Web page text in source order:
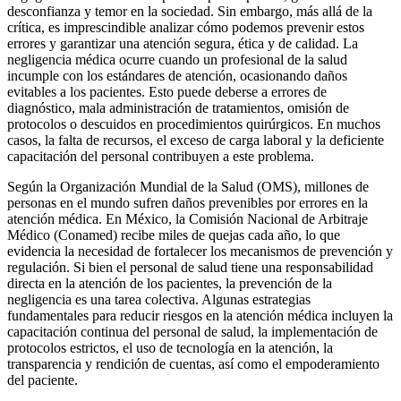
desconfianza y temor en la sociedad. Sin embargo, más allá de la
crítica, es imprescindible analizar cómo podemos prevenir estos
errores y garantizar una atención segura, ética y de calidad. La
negligencia médica ocurre cuando un profesional de la salud
incumple con los estándares de atención, ocasionando daños
evitables a los pacientes. Esto puede deberse a errores de
diagnóstico, mala administración de tratamientos, omisión de
protocolos o descuidos en procedimientos quirúrgicos. En muchos
casos, la falta de recursos, el exceso de carga laboral y la deficiente
capacitación del personal contribuyen a este problema.
Según la Organización Mundial de la Salud (OMS), millones de
personas en el mundo sufren daños prevenibles por errores en la
atención médica. En México, la Comisión Nacional de Arbitraje
Médico (Conamed) recibe miles de quejas cada año, lo que
evidencia la necesidad de fortalecer los mecanismos de prevención y
regulación. Si bien el personal de salud tiene una responsabilidad
directa en la atención de los pacientes, la prevención de la
negligencia es una tarea colectiva. Algunas estrategias
fundamentales para reducir riesgos en la atención médica incluyen la
capacitación continua del personal de salud, la implementación de
protocolos estrictos, el uso de tecnología en la atención, la
transparencia y rendición de cuentas, así como el empoderamiento
del paciente.